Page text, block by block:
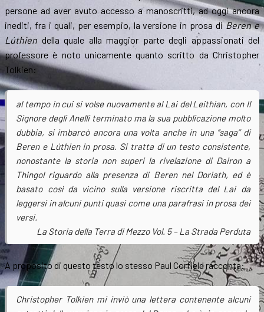
persone ad aver avuto accesso a manoscritti, ad oggi ancora
inediti, fra i quali, per esempio, la versione in prosa diBeren e
Lúthien della quale alla maggior parte degli appassionati del
professore è noto unicamente quanto scritto da Christopher
Tolkien:
al tempo in cui si volse nuovamente al Lai del Leithian, con Il
Signore degli Anelliterminato ma la sua pubblicazione molto
dubbia, si imbarcò ancora una volta anche in una “saga” di
Beren e Lúthien in prosa. Si tratta di un testo consistente,
nonostante la storia non superi la rivelazione di Dairon a
Thingol riguardo alla presenza di Beren nel Doriath, ed è
basato così da vicino sulla versione riscritta del Laida
leggersi in alcuni punti quasi come una parafrasi in prosa dei
versi.
La Storia della Terra di Mezzo Vol. 5 – La Strada Perduta
A proposito di questo testo lo stesso Paul Corfield racconta:
Christopher Tolkien mi inviò una lettera contenente alcuni